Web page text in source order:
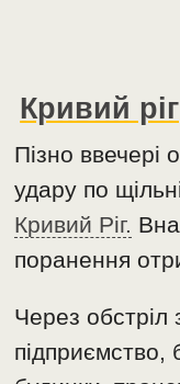
Кривий ріг
Пізно ввечері
удару по
Кривий Ріг.
поранення
Через
підприємство,